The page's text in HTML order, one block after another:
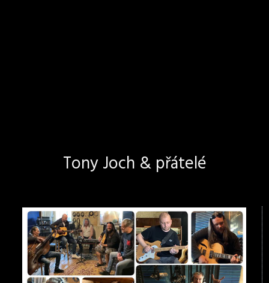
Tony Joch & přátelé